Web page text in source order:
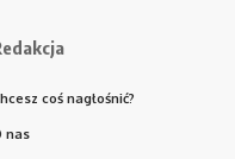
coś nagłośnić?
nas